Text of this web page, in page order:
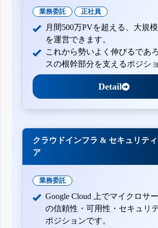
業務委託 正社員
月間500万PVを超える、大規
を運営できます。
これから勢いよく伸びるであ
スの根幹部分を支えるポジシ
Detail
クラウドインフラ & セキュリテ
ア
業務委託
Google Cloud 上でマイクロサ
の信頼性・可用性・セキュリ
ポジションです。